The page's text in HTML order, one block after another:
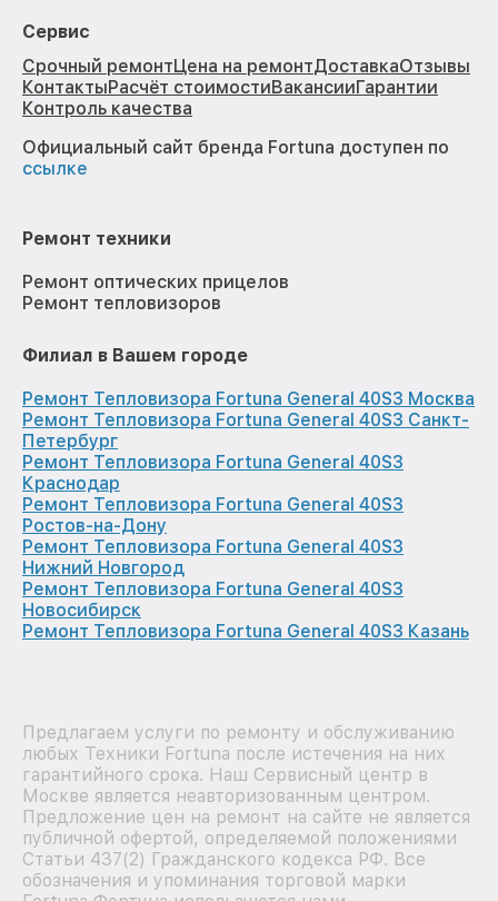
Сервис
Срочный ремонтЦена на ремонтДоставкаОтзывы
КонтактыРасчёт стоимостиВакансииГарантии
Контроль качества
Официальный сайт бренда Fortuna доступен по
ссылке
Ремонт техники
Ремонт оптических прицелов
Ремонт тепловизоров
Филиал в Вашем городе
Ремонт Тепловизора Fortuna General 40S3 Москва
Ремонт Тепловизора Fortuna General 40S3 Санкт-
Петербург
Ремонт Тепловизора Fortuna General 40S3
Краснодар
Ремонт Тепловизора Fortuna General 40S3
Ростов-на-Дону
Ремонт Тепловизора Fortuna General 40S3
Нижний Новгород
Ремонт Тепловизора Fortuna General 40S3
Новосибирск
Ремонт Тепловизора Fortuna General 40S3 Казань
Предлагаем услуги по ремонту и обслуживанию
любых Техники Fortuna после истечения на них
гарантийного срока. Наш Сервисный центр в
Москве является неавторизованным центром.
Предложение цен на ремонт на сайте не является
публичной офертой, определяемой положениями
Статьи 437(2) Гражданского кодекса РФ. Все
обозначения и упоминания торговой марки